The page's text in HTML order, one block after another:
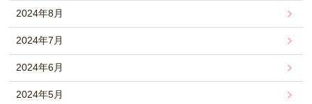
2024年8月
2024年7月
2024年6月
2024年5月